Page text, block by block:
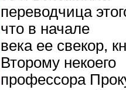
переводчица
что в начале
века ее свекор,
Второму некоего
профессора